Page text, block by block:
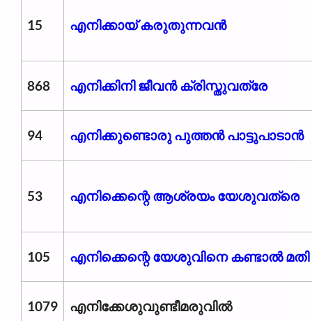
15 എനിക്കായ് കരുതുന്നവന്‍
868 എനിക്കിനി ജീവൻ ക്രിസ്തുവത്രേ
94 എനിക്കുണ്ടൊരു പുത്തൻ പാട്ടുപാടാൻ
53 എനിക്കെന്റെ ആശ്രയം യേശുവത്രെ
105 എനിക്കെന്റെ യേശുവിനെ കണ്ടാൽ മതി
1079 എനിക്കേശുവുണ്ടീമരുവിൽ